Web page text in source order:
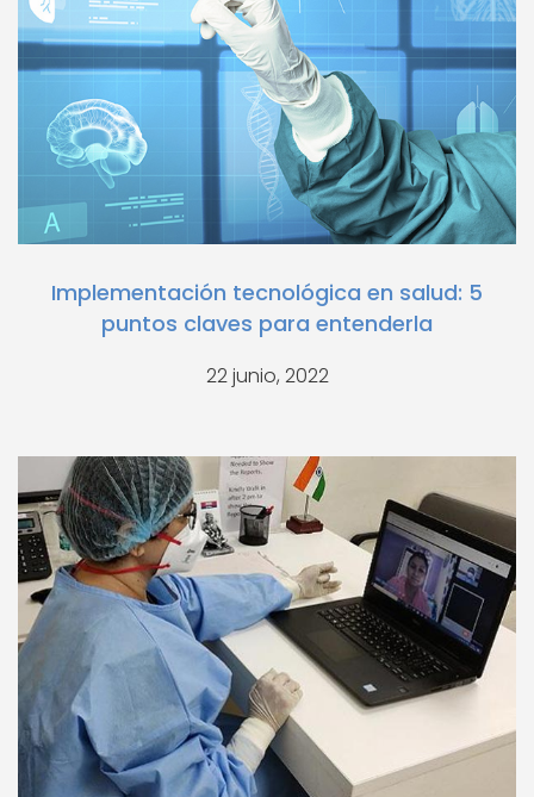
Implementación tecnológica en salud: 5
puntos claves para entenderla
22 junio, 2022